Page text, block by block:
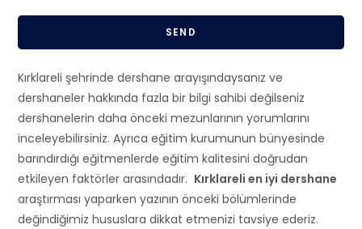
SEND
T
h
i
s
f
i
e
l
Kırklareli şehrinde dershane arayışındaysanız ve
dershaneler hakkında fazla bir bilgi sahibi değilseniz
dershanelerin daha önceki mezunlarının yorumlarını
inceleyebilirsiniz. Ayrıca eğitim kurumunun bünyesinde
barındırdığı eğitmenlerde eğitim kalitesini doğrudan
etkileyen faktörler arasındadır. Kırklareli en iyi dershane
araştırması yaparken yazının önceki bölümlerinde
değindiğimiz hususlara dikkat etmenizi tavsiye ederiz.